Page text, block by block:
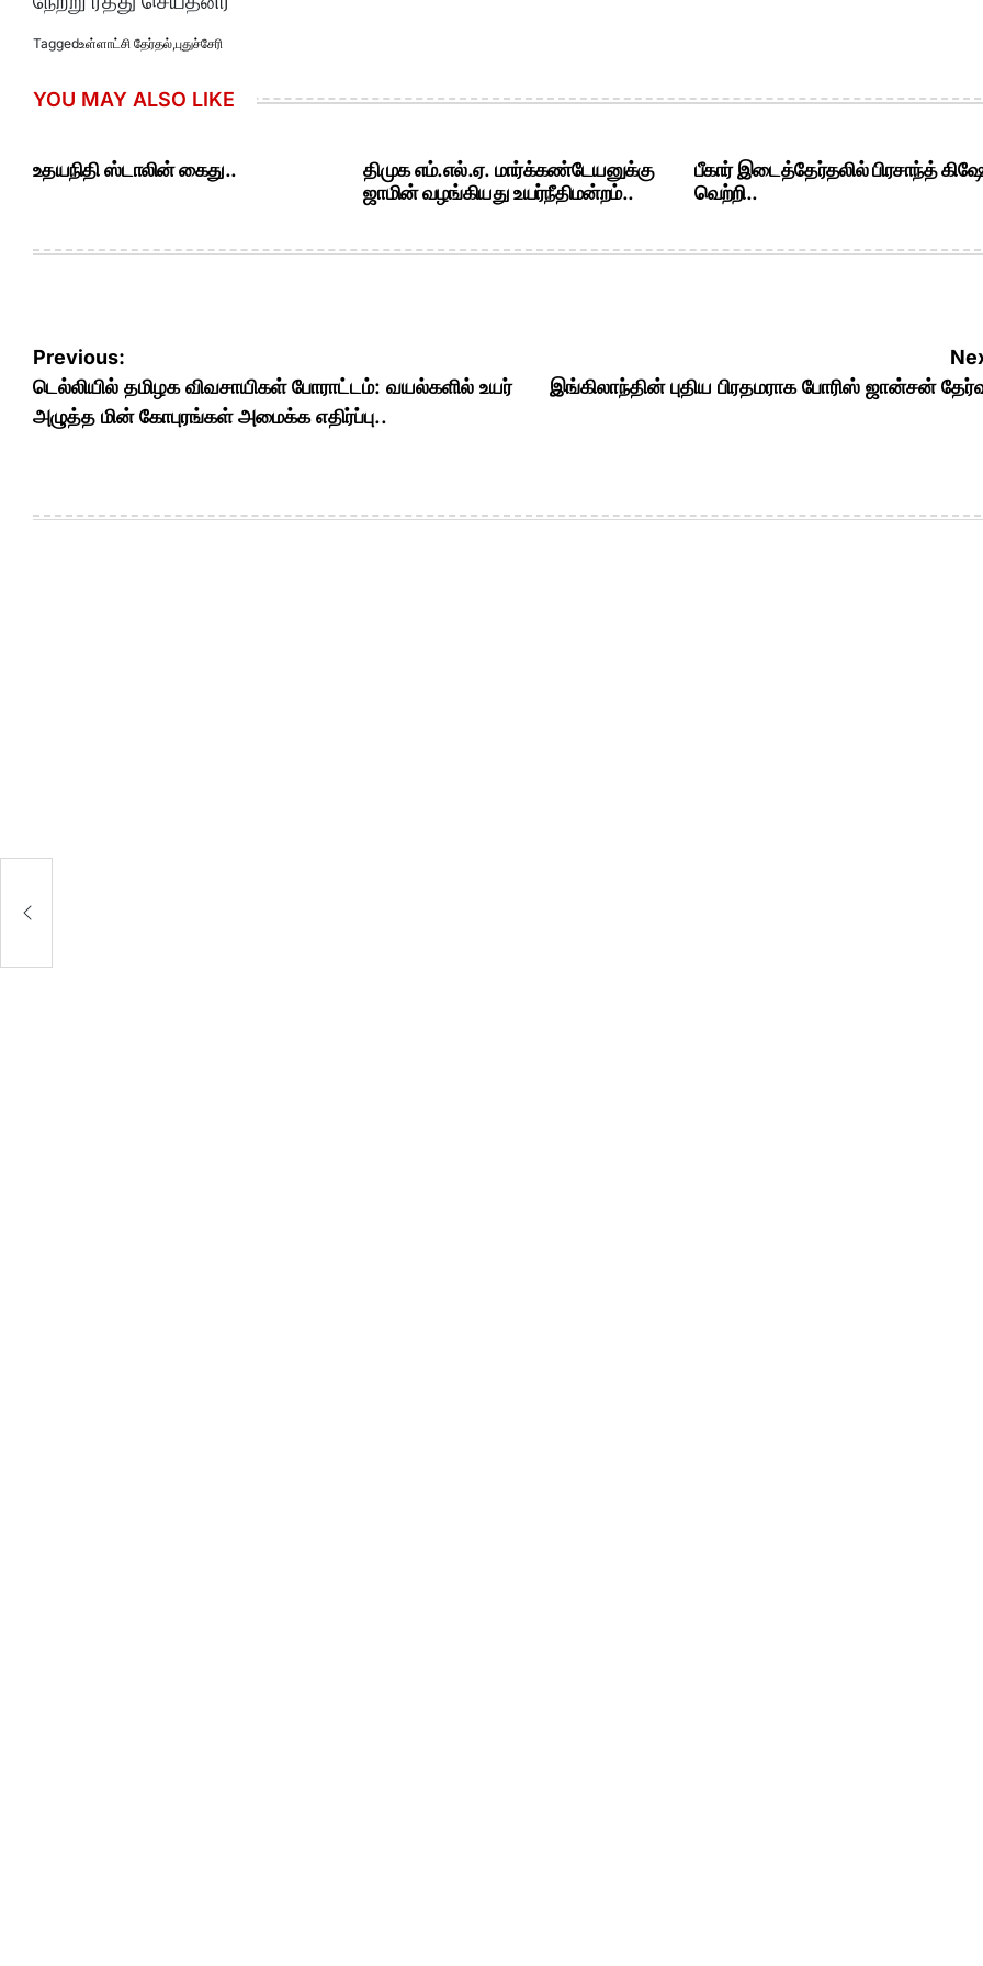
Taggedஉள்ளாட்சி தேர்தல்,புதுச்சேரி
YOU MAY ALSO LIKE
உதயநிதி ஸ்டாலின் கைது..
திமுக எம்.எல்.ஏ. மார்க்கண்டேயனுக்கு
ஜாமின் வழங்கியது உயர்நீதிமன்றம்..
பீகார் இடைத்தேர்தலில் பிரசாந்த்
வெற்றி..
Post
navigation
Previous:
டெல்லியில் தமிழக விவசாயிகள் போராட்டம்: வயல்களில் உயர்
அழுத்த மின் கோபுரங்கள் அமைக்க எதிர்ப்பு..
இங்கிலாந்தின் புதிய பிரதமராக போரிஸ் ஜான்சன்